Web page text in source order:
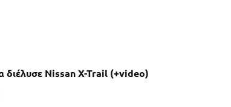
διέλυσε Nissan X-Trail (+video)